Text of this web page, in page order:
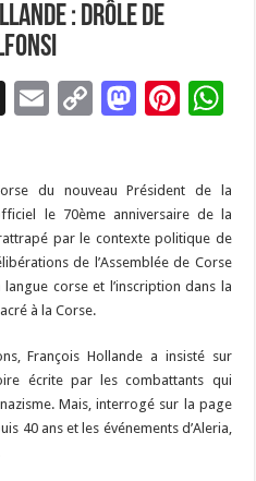
: Drôle de
S
p
c
h
at
E
l
C
y
Li
n
k
M
d
o
n
Pi
es
t
p
p
du nouveau Président de la
le 70ème anniversaire de la
par le contexte politique de
de l’Assemblée de Corse
corse et l’inscription dans la
à la Corse.
François Hollande a insisté sur
écrite par les combattants qui
Mais, interrogé sur la page
40 ans et les événements d’Aleria,